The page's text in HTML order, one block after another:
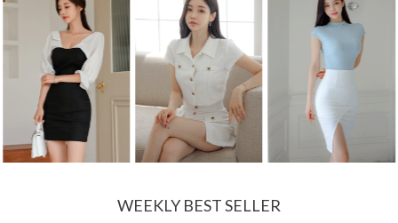
WEEKLY BEST SELLER